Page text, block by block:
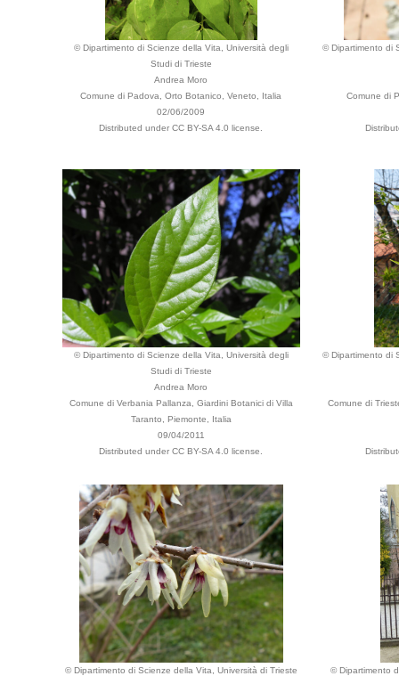
© Dipartimento di Scienze della Vita, Università degli
Studi di Trieste
Andrea Moro
Comune di Padova, Orto Botanico, Veneto, Italia
02/06/2009
Distributed under CC BY-SA 4.0 license.
© Dipartimento di
Comune di
© Dipartimento di Scienze della Vita, Università degli
Studi di Trieste
Andrea Moro
Comune di Verbania Pallanza, Giardini Botanici di Villa
Taranto, Piemonte, Italia
09/04/2011
Distributed under CC BY-SA 4.0 license.
© Dipartimento di
Comune di
© Dipartimento di Scienze della Vita, Università di Trieste
© Dipartimento